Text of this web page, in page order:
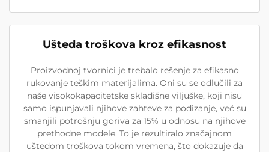
Ušteda troškova kroz efikasnost
Proizvodnoj tvornici je trebalo rešenje za efikasno
rukovanje teškim materijalima. Oni su se odlučili za
naše visokokapacitetske skladišne viljuške, koji nisu
samo ispunjavali njihove zahteve za podizanje, već su
smanjili potrošnju goriva za 15% u odnosu na njihove
prethodne modele. To je rezultiralo značajnom
uštedom troškova tokom vremena, što dokazuje da